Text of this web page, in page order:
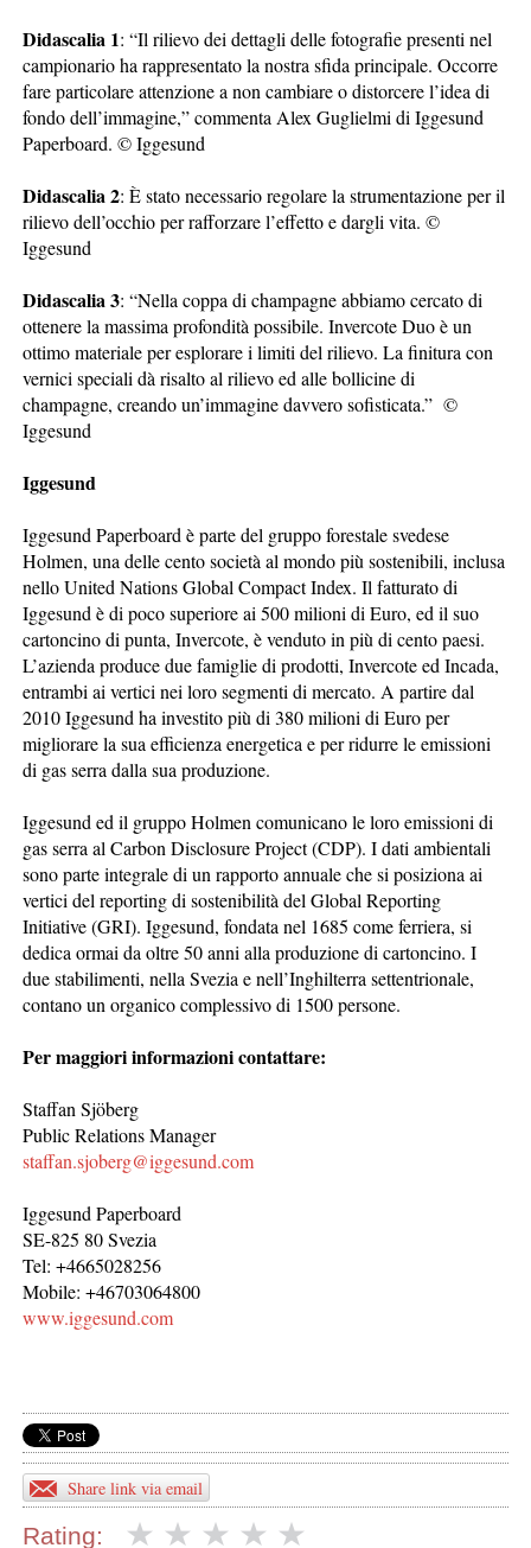
Didascalia 1: “Il rilievo dei dettagli delle fotografie presenti nel
campionario ha rappresentato la nostra sfida principale. Occorre
fare particolare attenzione a non cambiare o distorcere l’idea di
fondo dell’immagine,” commenta Alex Guglielmi di Iggesund
Paperboard. © Iggesund
Didascalia 2: È stato necessario regolare la strumentazione per il
rilievo dell’occhio per rafforzare l’effetto e dargli vita. ©
Iggesund
Didascalia 3: “Nella coppa di champagne abbiamo cercato di
ottenere la massima profondità possibile. Invercote Duo è un
ottimo materiale per esplorare i limiti del rilievo. La finitura con
vernici speciali dà risalto al rilievo ed alle bollicine di
champagne, creando un’immagine davvero sofisticata.” ©
Iggesund
Iggesund
Iggesund Paperboard è parte del gruppo forestale svedese
Holmen, una delle cento società al mondo più sostenibili, inclusa
nello United Nations Global Compact Index. Il fatturato di
Iggesund è di poco superiore ai 500 milioni di Euro, ed il suo
cartoncino di punta, Invercote, è venduto in più di cento paesi.
L’azienda produce due famiglie di prodotti, Invercote ed Incada,
entrambi ai vertici nei loro segmenti di mercato. A partire dal
2010 Iggesund ha investito più di 380 milioni di Euro per
migliorare la sua efficienza energetica e per ridurre le emissioni
di gas serra dalla sua produzione.
Iggesund ed il gruppo Holmen comunicano le loro emissioni di
gas serra al Carbon Disclosure Project (CDP). I dati ambientali
sono parte integrale di un rapporto annuale che si posiziona ai
vertici del reporting di sostenibilità del Global Reporting
Initiative (GRI). Iggesund, fondata nel 1685 come ferriera, si
dedica ormai da oltre 50 anni alla produzione di cartoncino. I
due stabilimenti, nella Svezia e nell’Inghilterra settentrionale,
contano un organico complessivo di 1500 persone.
Per maggiori informazioni contattare:
Staffan Sjöberg
Public Relations Manager
staffan.sjoberg@iggesund.com
Iggesund Paperboard
SE-825 80 Svezia
Tel: +4665028256
Mobile: +46703064800
www.iggesund.com
Share link via email
Rating: